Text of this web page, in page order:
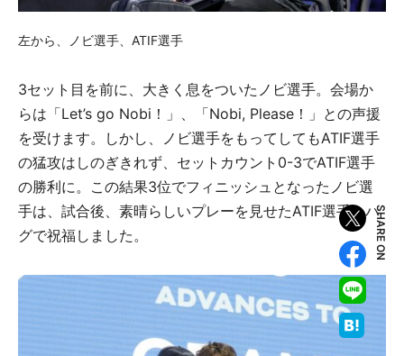
左から、ノビ選手、ATIF選手
3セット目を前に、大きく息をついたノビ選手。会場か
らは「Let’s go Nobi！」、「Nobi, Please！」との声援
を受けます。しかし、ノビ選手をもってしてもATIF選手
の猛攻はしのぎきれず、セットカウント0-3でATIF選手
の勝利に。この結果3位でフィニッシュとなったノビ選
手は、試合後、素晴らしいプレーを見せたATIF選手をハ
グで祝福しました。
SHARE ON